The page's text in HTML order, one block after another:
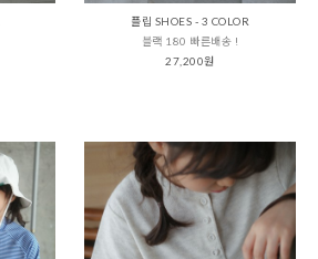
플립 SHOES - 3 COLOR
블랙 180 빠른배송 !
27,200원